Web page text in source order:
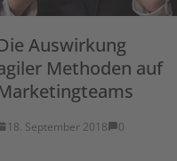
Auswirkung
Methoden auf
18. September 2018 0